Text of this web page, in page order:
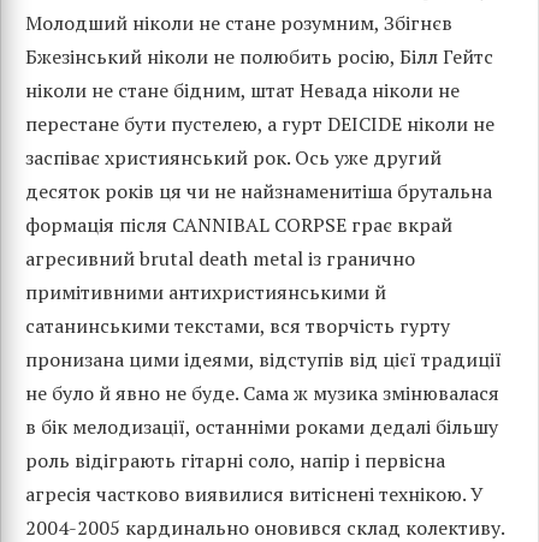
Молодший ніколи не стане розумним, Збігнєв
Бжезінський ніколи не полюбить росію, Білл Гейтс
ніколи не стане бідним, штат Невада ніколи не
перестане бути пустелею, а гурт DEICIDE ніколи не
заспіває християнський рок. Ось уже другий
десяток років ця чи не найзнаменитіша брутальна
формація після CANNIBAL CORPSE грає вкрай
агресивний brutal death metal із гранично
примітивними антихристиянськими й
сатанинськими текстами, вся творчість гурту
пронизана цими ідеями, відступів від цієї традиції
не було й явно не буде. Сама ж музика змінювалася
в бік мелодизації, останніми роками дедалі більшу
роль відіграють гітарні соло, напір і первісна
агресія частково виявилися витіснені технікою. У
2004-2005 кардинально оновився склад колективу.